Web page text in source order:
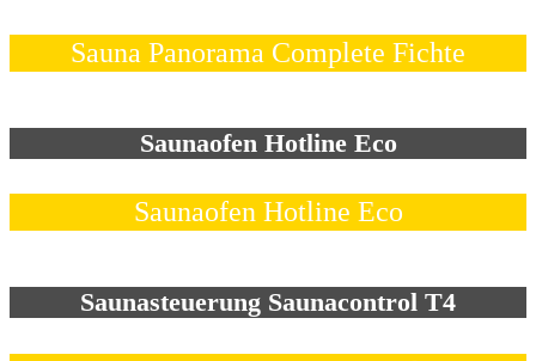
Sauna Panorama Complete Fichte
Saunaofen Hotline Eco
Saunaofen Hotline Eco
Saunasteuerung Saunacontrol T4